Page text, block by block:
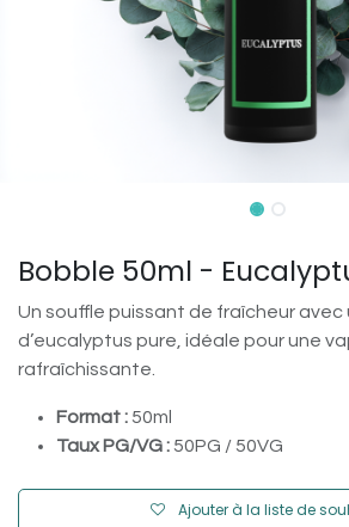
Bobble 50ml -
Un souffle puissant de fraîcheur avec
d’eucalyptus pure, idéale pour une
rafraîchissante.
Format :50ml
Taux PG/VG :50PG / 50VG
Ajouter à la liste de